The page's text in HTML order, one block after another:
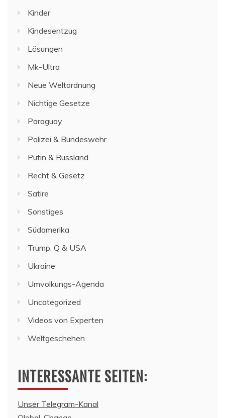
Kinder
Kindesentzug
Lösungen
Mk-Ultra
Neue Weltordnung
Nichtige Gesetze
Paraguay
Polizei & Bundeswehr
Putin & Russland
Recht & Gesetz
Satire
Sonstiges
Südamerika
Trump, Q & USA
Ukraine
Umvolkungs-Agenda
Uncategorized
Videos von Experten
Weltgeschehen
INTERESSANTE SEITEN:
Unser Telegram-Kanal